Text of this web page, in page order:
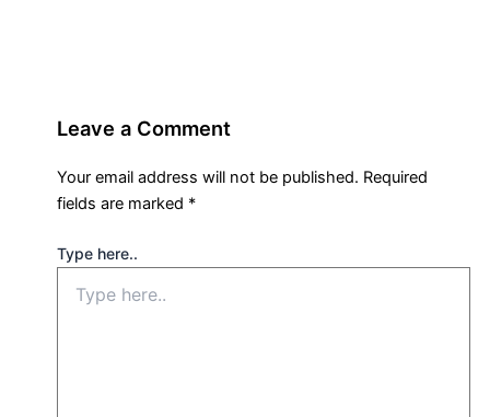
Leave a Comment
Your email address will not be published. Required
fields are marked *
Type here..